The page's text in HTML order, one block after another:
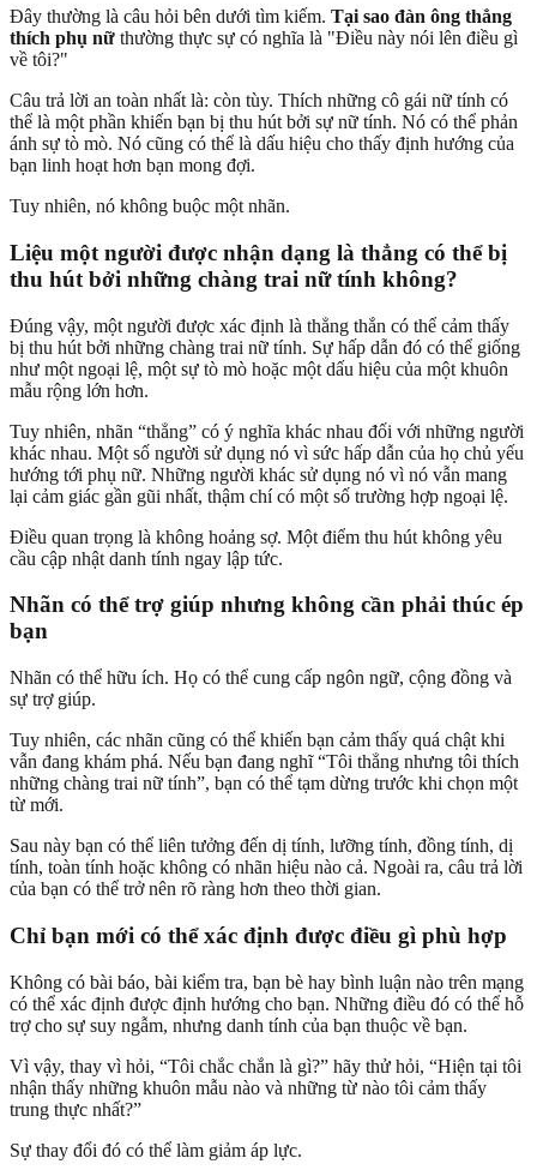
Đây thường là câu hỏi bên dưới tìm kiếm. Tại sao đàn ông thẳng
thích phụ nữ thường thực sự có nghĩa là "Điều này nói lên điều gì
về tôi?"
Câu trả lời an toàn nhất là: còn tùy. Thích những cô gái nữ tính có
thể là một phần khiến bạn bị thu hút bởi sự nữ tính. Nó có thể phản
ánh sự tò mò. Nó cũng có thể là dấu hiệu cho thấy định hướng của
bạn linh hoạt hơn bạn mong đợi.
Tuy nhiên, nó không buộc một nhãn.
Liệu một người được nhận dạng là thẳng có thể bị
thu hút bởi những chàng trai nữ tính không?
Đúng vậy, một người được xác định là thẳng thắn có thể cảm thấy
bị thu hút bởi những chàng trai nữ tính. Sự hấp dẫn đó có thể giống
như một ngoại lệ, một sự tò mò hoặc một dấu hiệu của một khuôn
mẫu rộng lớn hơn.
Tuy nhiên, nhãn “thẳng” có ý nghĩa khác nhau đối với những người
khác nhau. Một số người sử dụng nó vì sức hấp dẫn của họ chủ yếu
hướng tới phụ nữ. Những người khác sử dụng nó vì nó vẫn mang
lại cảm giác gần gũi nhất, thậm chí có một số trường hợp ngoại lệ.
Điều quan trọng là không hoảng sợ. Một điểm thu hút không yêu
cầu cập nhật danh tính ngay lập tức.
Nhãn có thể trợ giúp nhưng không cần phải thúc ép
bạn
Nhãn có thể hữu ích. Họ có thể cung cấp ngôn ngữ, cộng đồng và
sự trợ giúp.
Tuy nhiên, các nhãn cũng có thể khiến bạn cảm thấy quá chật khi
vẫn đang khám phá. Nếu bạn đang nghĩ “Tôi thẳng nhưng tôi thích
những chàng trai nữ tính”, bạn có thể tạm dừng trước khi chọn một
từ mới.
Sau này bạn có thể liên tưởng đến dị tính, lưỡng tính, đồng tính, dị
tính, toàn tính hoặc không có nhãn hiệu nào cả. Ngoài ra, câu trả lời
của bạn có thể trở nên rõ ràng hơn theo thời gian.
Chỉ bạn mới có thể xác định được điều gì phù hợp
Không có bài báo, bài kiểm tra, bạn bè hay bình luận nào trên mạng
có thể xác định được định hướng cho bạn. Những điều đó có thể hỗ
trợ cho sự suy ngẫm, nhưng danh tính của bạn thuộc về bạn.
Vì vậy, thay vì hỏi, “Tôi chắc chắn là gì?” hãy thử hỏi, “Hiện tại tôi
nhận thấy những khuôn mẫu nào và những từ nào tôi cảm thấy
trung thực nhất?”
Sự thay đổi đó có thể làm giảm áp lực.